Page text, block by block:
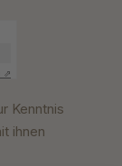
⇗
Kenntnis
ihnen